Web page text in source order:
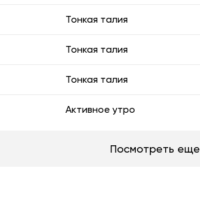
Тонкая талия
Тонкая талия
Тонкая талия
Активное утро
Посмотреть еще